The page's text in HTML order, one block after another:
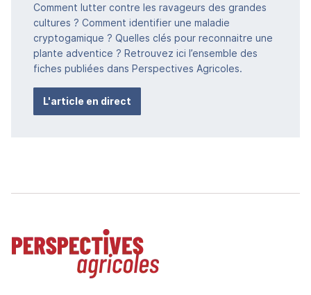
Comment lutter contre les ravageurs des grandes
cultures ? Comment identifier une maladie
cryptogamique ? Quelles clés pour reconnaitre une
plante adventice ? Retrouvez ici l’ensemble des
fiches publiées dans Perspectives Agricoles.
L'article en direct